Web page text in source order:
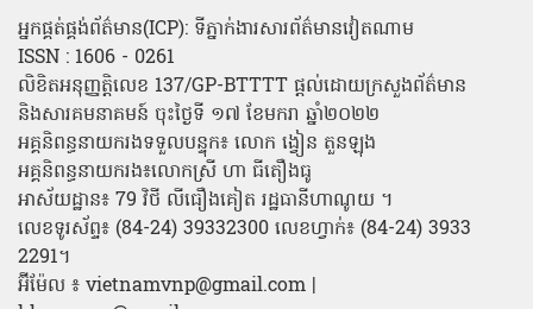
អ្នកផ្គត់ផ្គង់ព័ត៌មាន(ICP): ទីភ្នាក់ងារសារព័ត៌មានវៀតណាម
ISSN : 1606 - 0261
លិខិតអនុញ្ញត្តិលេខ 137/GP-BTTTT ផ្តល់ដោយក្រសួងព័ត៌មាន
និងសារគមនាគមន៍ ចុះថ្ងៃទី ១៧ ខែមករា ឆ្នាំ២០២២
អគ្គនិពន្ធនាយករងទទួលបន្ទុក៖ លោក ង្វៀន តួនឡុង
អគ្គនិពន្ធនាយករង៖លោកស្រី ហា ធីតឿងធូ
អាស័យដ្ឋាន៖ 79 វិថី លីធឿងគៀត រដ្ឋធានីហាណូយ ។
លេខទូរស័ព្ទ៖ (84-24) 39332300 លេខហ្វាក់៖ (84-24) 3933
2291។
អ៊ីម៉ែល ៖ vietnamvnp@gmail.com |